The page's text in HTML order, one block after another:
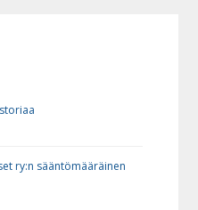
ry:n sääntömääräinen